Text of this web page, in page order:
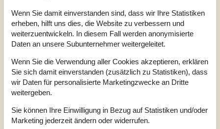
Dieses renovierte Haus hat viele Einrichtungen, u.a. zwei
Badezimmer - einem mit Whirlpool, der andere mit Sauna.
Sie haben zu beiden Seiten eine großartige
Dusche und viel Platz bei den Betten. Sie finden
Klinkerboden mit Fußbodenheizung in Küche und Bad
sowie Holzboden in allen anderen Räumen. Das Haus
liegt in einer ruhigen Umgebung, nu...
Zu Favoriten hinzufügen
Wenn Sie damit einverstanden sind, dass wir Ihre Statistiken
erheben, hilft uns dies, die Website zu verbessern und
weiterzuentwickeln. In diesem Fall werden anonymisierte
Daten an unsere Subunternehmer weitergeleitet.
Wenn Sie die Verwendung aller Cookies akzeptieren, erklären
Sie sich damit einverstanden (zusätzlich zu Statistiken), dass
wir Daten für personalisierte Marketingzwecke an Dritte
weitergeben.
Sie können Ihre Einwilligung in Bezug auf Statistiken und/oder
Marketing jederzeit ändern oder widerrufen.